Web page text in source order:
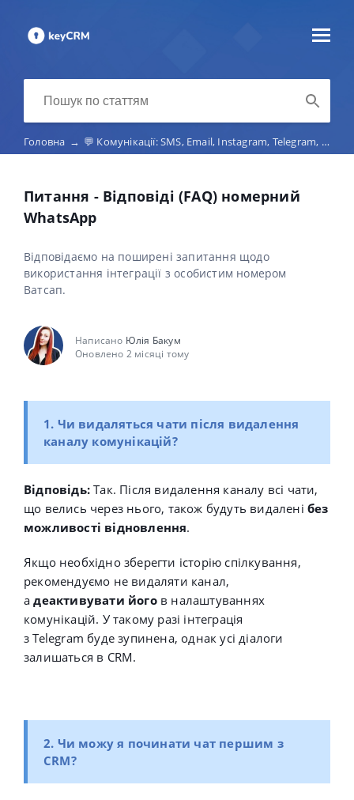
Головна → 💬 Комунікації: SMS, Email, Instagram, Telegram, Viber, маркетплейс-чати, телефонія
Питання - Відповіді (FAQ) номерний
WhatsApp
Відповідаємо на поширені запитання щодо
використання інтеграції з особистим номером
Ватсап.
Написано Юлія Бакум
Оновлено 2 місяці тому
1. Чи видаляться чати після видалення
каналу комунікацій?
Відповідь: Так. Після видалення каналу всі чати,
що велись через нього, також будуть видалені без
можливості відновлення.
Якщо необхідно зберегти історію спілкування,
рекомендуємо не видаляти канал,
а деактивувати його в налаштуваннях
комунікацій. У такому разі інтеграція
з Telegram буде зупинена, однак усі діалоги
залишаться в CRM.
2. Чи можу я починати чат першим з
CRM?